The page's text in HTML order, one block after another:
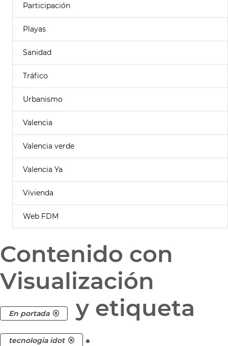
Participación
Playas
Sanidad
Tráfico
Urbanismo
Valencia
Valencia verde
Valencia Ya
Vivienda
Web FDM
Contenido con
Visualización
En portada y etiqueta
tecnologia idot .